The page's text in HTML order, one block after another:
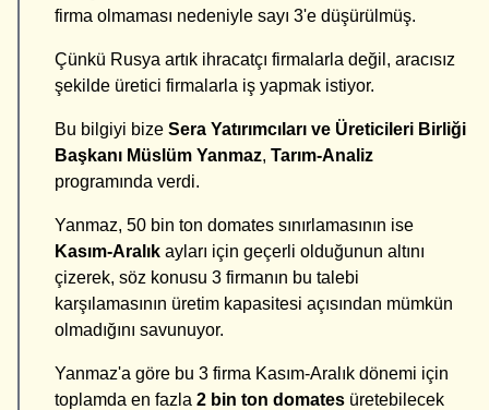
firma olmaması nedeniyle sayı 3'e düşürülmüş.
Çünkü Rusya artık ihracatçı firmalarla değil, aracısız
şekilde üretici firmalarla iş yapmak istiyor.
Bu bilgiyi bize Sera Yatırımcıları ve Üreticileri Birliği
Başkanı Müslüm Yanmaz, Tarım-Analiz
programında verdi.
Yanmaz, 50 bin ton domates sınırlamasının ise
Kasım-Aralık ayları için geçerli olduğunun altını
çizerek, söz konusu 3 firmanın bu talebi
karşılamasının üretim kapasitesi açısından mümkün
olmadığını savunuyor.
Yanmaz'a göre bu 3 firma Kasım-Aralık dönemi için
toplamda en fazla 2 bin ton domates üretebilecek